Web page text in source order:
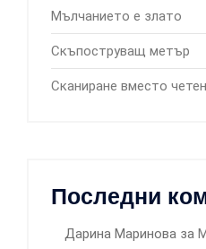
Мълчанието е злато
Скъпоструващ метър
Сканиране вместо
Последни
Дарина Маринова за